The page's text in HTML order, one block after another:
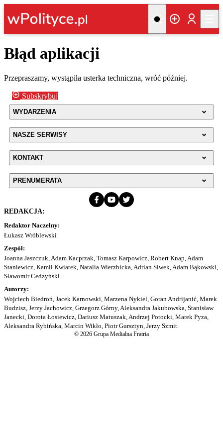
Błąd aplikacji
Przepraszamy, wystąpiła usterka techniczna, wróć później.
Subskrybuj
WYDARZENIA
NASZE SERWISY
KONTAKT
PRENUMERATA
REDAKCJA:
Redaktor Naczelny:
Łukasz Wróblewski
Zespół:
Joanna Jaszczuk, Adam Kacprzak, Tomasz Karpowicz, Robert Knap, Adam
Staniewicz, Kamil Kwiatek, Natalia Wierzbicka, Adrian Siwek, Adam Bąkowski,
Sławomir Cedzyński.
Autorzy:
Wojciech Biedroń, Jacek Karnowski, Marzena Nykiel, Goran Andrijanić, Marek
Budzisz, Jerzy Jachowicz, Grzegorz Górny, Aleksandra Jakubowska, Stanisław
Janecki, Dorota Łosiewicz, Dariusz Matuszak, Andrzej Potocki, Marek Pyza,
Aleksandra Rybińska, Marcin Wikło, Piotr Gursztyn, Jerzy Szmit.
© 2026 Grupa Medialna Fratria